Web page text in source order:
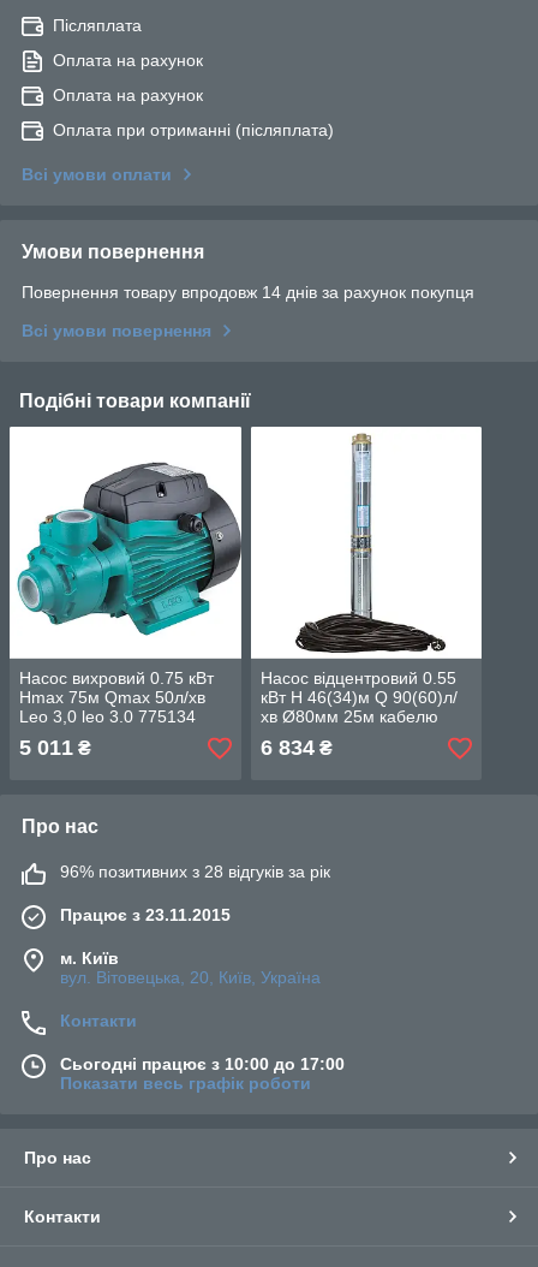
Післяплата
Оплата на рахунок
Оплата на рахунок
Оплата при отриманні (післяплата)
Всі умови оплати
Умови повернення
Повернення товару впродовж 14 днів за рахунок покупця
Всі умови повернення
Подібні товари компанії
Насос вихровий 0.75 кВт
Hmax 75м Qmax 50л/хв
Leo 3,0 leo 3.0 775134
5 011 ₴
Насос відцентровий 0.55
кВт H 46(34)м Q 90(60)л/
хв Ø80мм 25м кабелю
dongyin 777391
6 834₴
Про нас
96% позитивних з 28 відгуків за рік
Працює з 23.11.2015
м. Київ
вул. Вітовецька, 20, Київ, Україна
Контакти
Сьогодні працює з 10:00 до 17:00
Показати весь графік роботи
Про нас
Контакти